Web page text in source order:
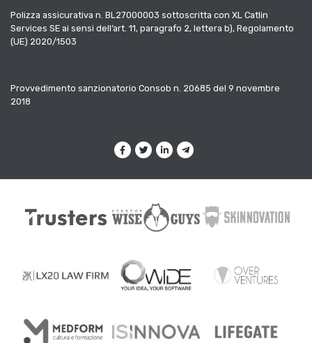
Polizza assicurativa n. BL27000003 sottoscritta con XL Catlin
Services SE ai sensi dell’art. 11, paragrafo 2, lettera b), Regolamento
(UE) 2020/1503
Provvedimento sanzionatorio Consob n. 20685 del 9 novembre
2018